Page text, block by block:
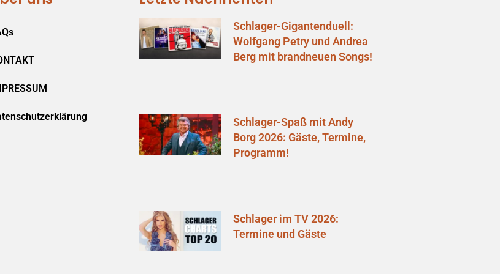
Schlager-Gigantenduell:
Wolfgang Petry und Andrea
Berg mit brandneuen Songs!
Schlager-Spaß mit Andy
Borg 2026: Gäste, Termine,
Programm!
Schlager im TV 2026:
Termine und Gäste